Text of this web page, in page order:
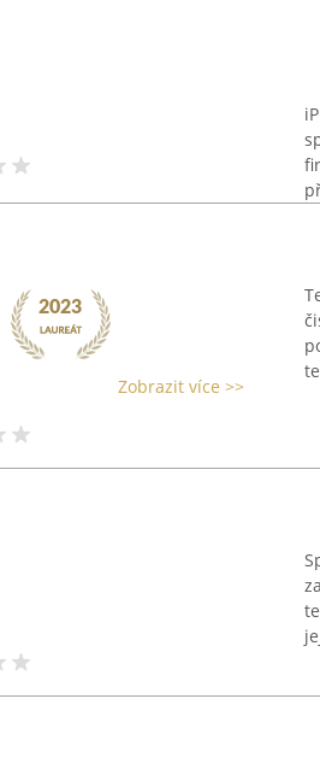
Zobrazit více >>